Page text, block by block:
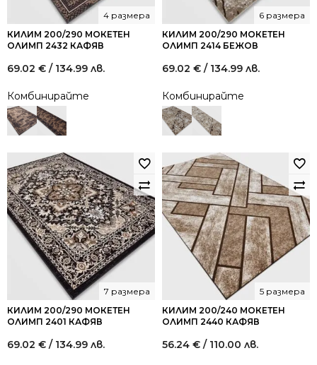
КИЛИМ 200/290 МОКЕТЕН
ОЛИМП 2432 КАФЯВ
4 размера
69.02 € / 134.99 лв.
Комбинирайте
КИЛИМ 200/290 МОКЕТЕН
ОЛИМП 2414 БЕЖОВ
6 размера
69.02 € / 134.99 лв.
Комбинирайте
КИЛИМ 200/290 МОКЕТЕН
ОЛИМП 2401 КАФЯВ
7 размера
69.02 € / 134.99 лв.
КИЛИМ 200/240 МОКЕТЕН
ОЛИМП 2440 КАФЯВ
5 размера
56.24 € / 110.00 лв.